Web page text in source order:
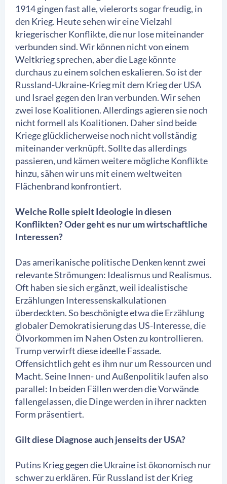
1914 gingen fast alle, vielerorts sogar freudig, in
den Krieg. Heute sehen wir eine Vielzahl
kriegerischer Konflikte, die nur lose miteinander
verbunden sind. Wir können nicht von einem
Weltkrieg sprechen, aber die Lage könnte
durchaus zu einem solchen eskalieren. So ist der
Russland-Ukraine-Krieg mit dem Krieg der USA
und Israel gegen den Iran verbunden. Wir sehen
zwei lose Koalitionen. Allerdings agieren sie noch
nicht formell als Koalitionen. Daher sind beide
Kriege glücklicherweise noch nicht vollständig
miteinander verknüpft. Sollte das allerdings
passieren, und kämen weitere mögliche Konflikte
hinzu, sähen wir uns mit einem weltweiten
Flächenbrand konfrontiert.
Welche Rolle spielt Ideologie in diesen
Konflikten? Oder geht es nur um wirtschaftliche
Interessen?
Das amerikanische politische Denken kennt zwei
relevante Strömungen: Idealismus und Realismus.
Oft haben sie sich ergänzt, weil idealistische
Erzählungen Interessenskalkulationen
überdeckten. So beschönigte etwa die Erzählung
globaler Demokratisierung das US-Interesse, die
Ölvorkommen im Nahen Osten zu kontrollieren.
Trump verwirft diese ideelle Fassade.
Offensichtlich geht es ihm nur um Ressourcen und
Macht. Seine Innen- und Außenpolitik laufen also
parallel: In beiden Fällen werden die Vorwände
fallengelassen, die Dinge werden in ihrer nackten
Form präsentiert.
Gilt diese Diagnose auch jenseits der USA?
Putins Krieg gegen die Ukraine ist ökonomisch nur
schwer zu erklären. Für Russland ist der Krieg